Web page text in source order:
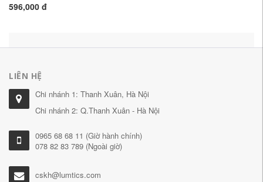
596,000 đ
LIÊN HỆ
Chi nhánh 1: Thanh Xuân, Hà Nội
Chi nhánh 2: Q.Thanh Xuân - Hà Nội
0965 68 68 11 (Giờ hành chính)
078 82 83 789 (Ngoài giờ)
cskh@lumtics.com